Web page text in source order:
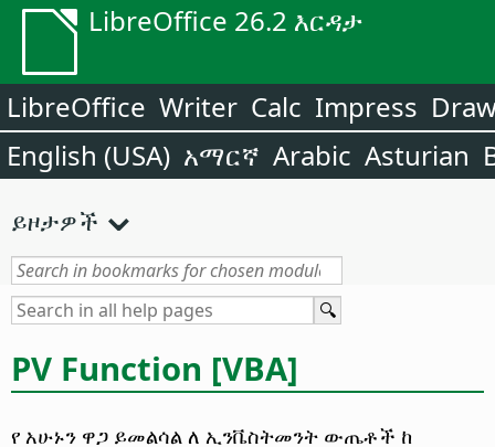
LibreOffice 26.2 እርዳታ
LibreOffice Writer Calc Impress
English (USA) አማርኛ Arabic Asturian
ይዞታዎች
PV Function [VBA]
የ አሁኑን ዋጋ ይመልሳል ለ ኢንቬስትመንት ውጤቶች ከ